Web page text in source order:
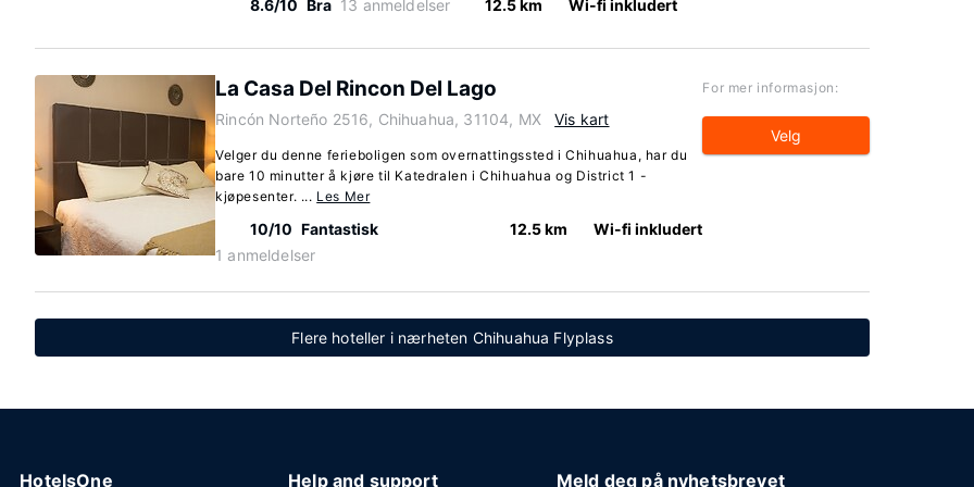
8.6/10 Bra 13 anmeldelser 12.5 km Wi-fi inkludert
La Casa Del Rincon Del Lago
Rincón Norteño 2516, Chihuahua, 31104, MX Vis kart
Velger du denne ferieboligen som overnattingssted i Chihuahua, har du
bare 10 minutter å kjøre til Katedralen i Chihuahua og District 1 -
kjøpesenter. ... Les Mer
10/10 Fantastisk
1 anmeldelser
12.5 km Wi-fi inkludert
For mer informasjon:
Velg
Flere hoteller i nærheten Chihuahua Flyplass
HotelsOne Help and support Meld deg på nyhetsbrevet